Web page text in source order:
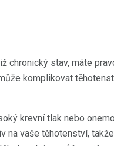
chronický stav, máte
komplikovat
krevní tlak nebo
na vaše těhotenství,